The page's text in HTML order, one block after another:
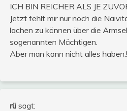
ICH BIN REICHER ALS JE
Jetzt fehlt mir nur noch die
lachen zu können über die
sogenannten Mächtigen.
Aber man kann nicht alles
rü sagt: